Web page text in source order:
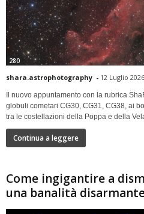
280
shara.astrophotography - 12 Luglio 2026
Il nuovo appuntamento con la rubrica
globuli cometari CG30, CG31, CG38, ai
tra le costellazioni della Poppa e della
Continua a leggere
Come ingigantire a
una banalità